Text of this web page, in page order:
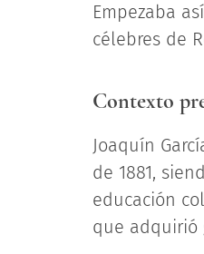
Empezaba
célebres de
Contexto
Joaquín
de 1881,
educación
que adquirió